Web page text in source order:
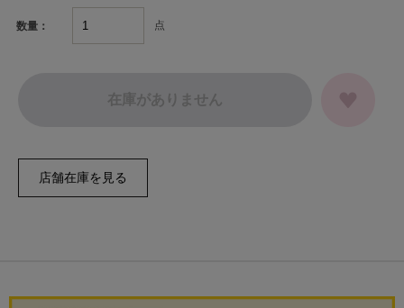
数量： 点
在庫がありません